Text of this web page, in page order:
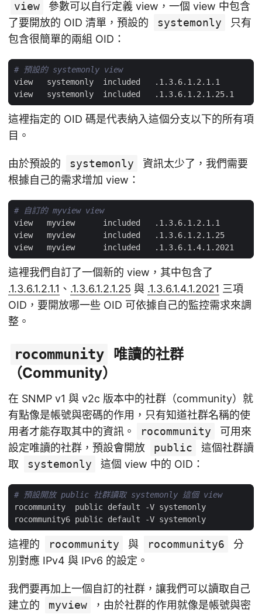
view
參數可以自行定義 view，一個 view 中包含
了要開放的 OID 清單，預設的
systemonly
只有
包含很簡單的兩組 OID：
# 預設的 systemonly view
這裡指定的 OID 碼是代表納入這個分支以下的所有項
目。
由於預設的 systemonly
資訊太少了，我們需要
根據自己的需求增加 view：
# 自訂的 myview view
這裡我們自訂了一個新的 view，其中包含了
.1.3.6.1.2.1.1 、 .1.3.6.1.2.1.25 與 .1.3.6.1.4.1.2021 三項
OID，要開放哪一些 OID 可依據自己的監控需求來調
整。
rocommunity
唯讀的社群
（Community）
在 SNMP v1 與 v2c 版本中的社群（community）就
有點像是帳號與密碼的作用，只有知道社群名稱的使
用者才能存取其中的資訊。
rocommunity
可用來
設定唯讀的社群，預設會開放
public
這個社群讀
取
systemonly 這個 view 中的 OID：
# 預設開放 public 社群讀取 systemonly 這個 view
這裡的 rocommunity 與 rocommunity6
分
別對應 IPv4 與 IPv6 的設定。
我們要再加上一個自訂的社群，讓我們可以讀取自己
建立的
myview
，由於社群的作用就像是帳號與密